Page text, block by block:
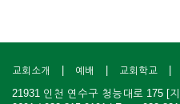
교회소개 예배 교회학교
21931 인천 연수구 청능대로 175 [